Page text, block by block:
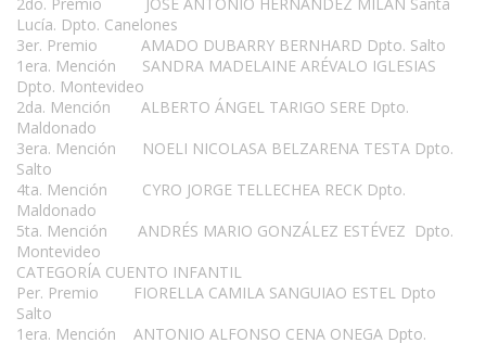
Lucía. Dpto. Canelones
3er. Premio AMADO DUBARRY BERNHARD Dpto. Salto
1era. Mención SANDRA MADELAINE ARÉVALO IGLESIAS
Dpto. Montevideo
2da. Mención ALBERTO ÁNGEL TARIGO SERE Dpto.
Maldonado
3era. Mención NOELI NICOLASA BELZARENA TESTA Dpto.
Salto
4ta. Mención CYRO JORGE TELLECHEA RECK Dpto.
Maldonado
5ta. Mención ANDRÉS MARIO GONZÁLEZ ESTÉVEZ Dpto.
Montevideo
CATEGORÍA CUENTO INFANTIL
Per. Premio FIORELLA CAMILA SANGUIAO ESTEL Dpto
Salto
1era. Mención ANTONIO ALFONSO CENA ONEGA Dpto.